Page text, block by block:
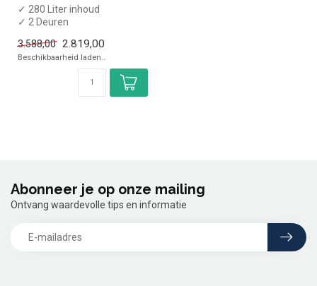
✓ 280 Liter inhoud
✓ 2 Deuren
✓ Geforceerd
✓ Breedte 133 ...
3.588,00 2.819,00
Beschikbaarheid laden..
Abonneer je op onze mailing
Ontvang waardevolle tips en informatie